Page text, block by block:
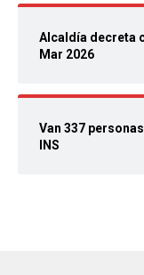
Alcaldía decreta
Mar 2026
Van 337
INS